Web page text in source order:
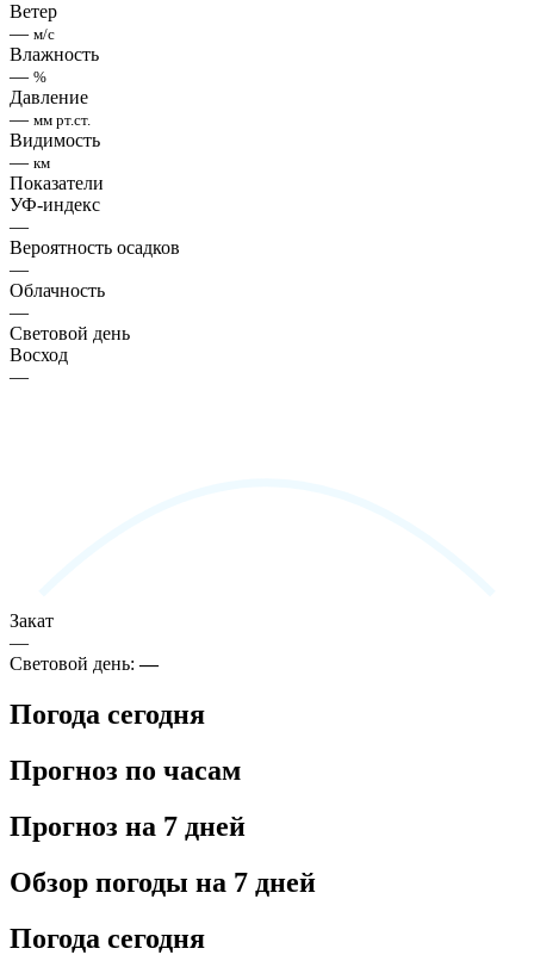
Ветер
— м/с
Влажность
— %
Давление
— мм рт.ст.
Видимость
— км
Показатели
УФ-индекс
—
Вероятность осадков
—
Облачность
—
Световой день
Восход
—
Закат
—
Световой день:—
Погода сегодня
Прогноз по часам
Прогноз на 7 дней
Обзор погоды на 7 дней
Погода сегодня